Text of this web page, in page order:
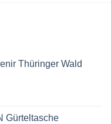
Thüringer Wald
Gürteltasche